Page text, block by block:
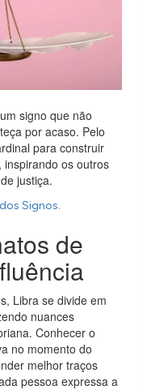
signo que não
por acaso. Pelo
para construir
inspirando os outros
justiça.
Signos.
de
Libra se divide em
nuances
Conhecer o
no momento do
melhor traços
pessoa expressa a